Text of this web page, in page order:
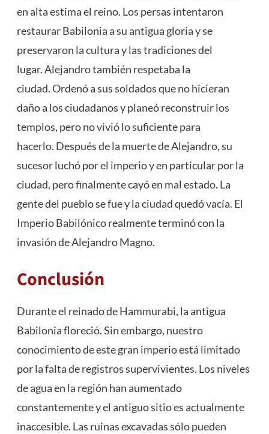
en alta estima el reino. Los persas intentaron
restaurar Babilonia a su antigua gloria y se
preservaron la cultura y las tradiciones del
lugar. Alejandro también respetaba la
ciudad. Ordenó a sus soldados que no hicieran
daño a los ciudadanos y planeó reconstruir los
templos, pero no vivió lo suficiente para
hacerlo. Después de la muerte de Alejandro, su
sucesor luchó por el imperio y en particular por la
ciudad, pero finalmente cayó en mal estado. La
gente del pueblo se fue y la ciudad quedó vacía. El
Imperio Babilónico realmente terminó con la
invasión de Alejandro Magno.
Conclusión
Durante el reinado de Hammurabi, la antigua
Babilonia floreció. Sin embargo, nuestro
conocimiento de este gran imperio está limitado
por la falta de registros supervivientes. Los niveles
de agua en la región han aumentado
constantemente y el antiguo sitio es actualmente
inaccesible. Las ruinas excavadas sólo pueden